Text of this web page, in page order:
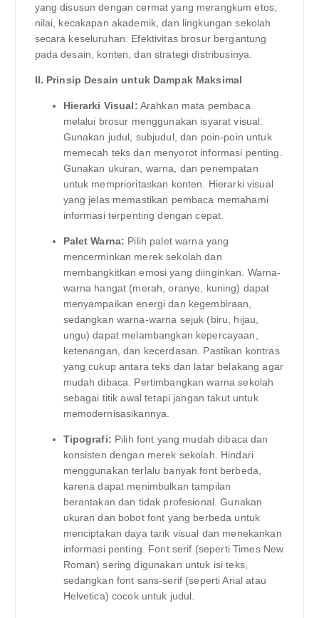
yang disusun dengan cermat yang merangkum etos,
nilai, kecakapan akademik, dan lingkungan sekolah
secara keseluruhan. Efektivitas brosur bergantung
pada desain, konten, dan strategi distribusinya.
II. Prinsip Desain untuk Dampak Maksimal
Hierarki Visual: Arahkan mata pembaca
melalui brosur menggunakan isyarat visual.
Gunakan judul, subjudul, dan poin-poin untuk
memecah teks dan menyorot informasi penting.
Gunakan ukuran, warna, dan penempatan
untuk memprioritaskan konten. Hierarki visual
yang jelas memastikan pembaca memahami
informasi terpenting dengan cepat.
Palet Warna: Pilih palet warna yang
mencerminkan merek sekolah dan
membangkitkan emosi yang diinginkan. Warna-
warna hangat (merah, oranye, kuning) dapat
menyampaikan energi dan kegembiraan,
sedangkan warna-warna sejuk (biru, hijau,
ungu) dapat melambangkan kepercayaan,
ketenangan, dan kecerdasan. Pastikan kontras
yang cukup antara teks dan latar belakang agar
mudah dibaca. Pertimbangkan warna sekolah
sebagai titik awal tetapi jangan takut untuk
memodernisasikannya.
Tipografi: Pilih font yang mudah dibaca dan
konsisten dengan merek sekolah. Hindari
menggunakan terlalu banyak font berbeda,
karena dapat menimbulkan tampilan
berantakan dan tidak profesional. Gunakan
ukuran dan bobot font yang berbeda untuk
menciptakan daya tarik visual dan menekankan
informasi penting. Font serif (seperti Times New
Roman) sering digunakan untuk isi teks,
sedangkan font sans-serif (seperti Arial atau
Helvetica) cocok untuk judul.